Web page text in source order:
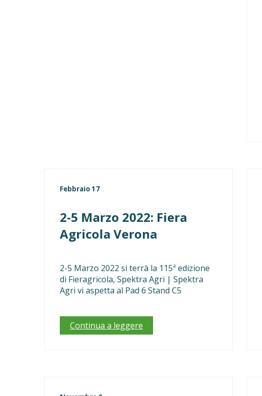
Febbraio 17
2-5 Marzo 2022: Fiera
Agricola Verona
2-5 Marzo 2022 si terrà la 115ª edizione
di Fieragricola, Spektra Agri | Spektra
Agri vi aspetta al Pad 6 Stand C5
Continua a leggere